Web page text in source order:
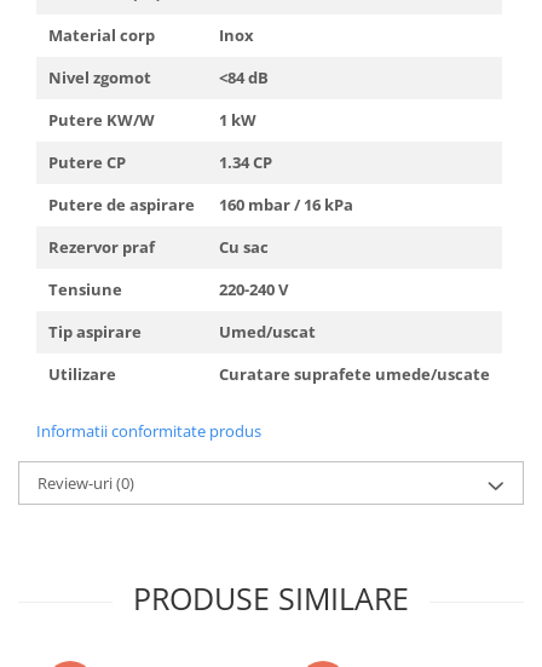
Material corp
Inox
Nivel zgomot
<84 dB
Putere KW/W
1 kW
Putere CP
1.34 CP
Putere de aspirare
160 mbar / 16 kPa
Rezervor praf
Cu sac
Tensiune
220-240 V
Tip aspirare
Umed/uscat
Utilizare
Curatare suprafete umede/uscate
Informatii conformitate produs
Review-uri(0)
PRODUSE SIMILARE